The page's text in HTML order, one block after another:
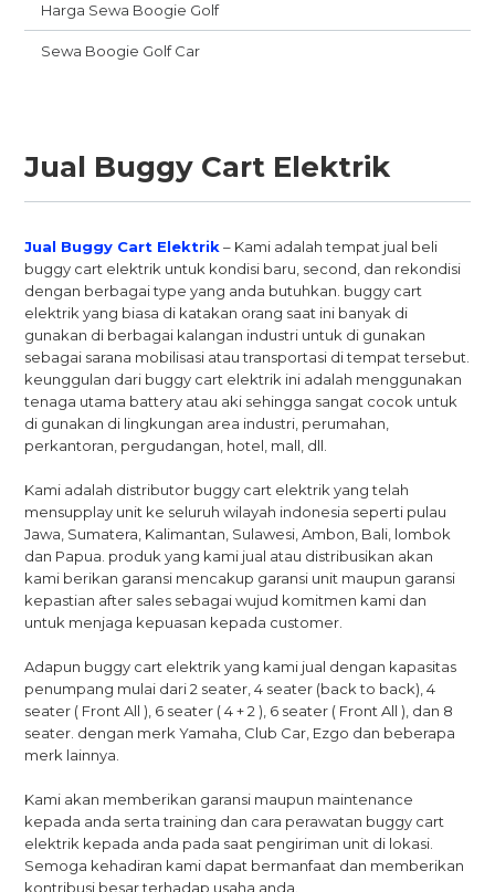
Harga Sewa Boogie Golf
Sewa Boogie Golf Car
Jual Buggy Cart Elektrik
Jual Buggy Cart Elektrik – Kami adalah tempat jual beli
buggy cart elektrik untuk kondisi baru, second, dan rekondisi
dengan berbagai type yang anda butuhkan. buggy cart
elektrik yang biasa di katakan orang saat ini banyak di
gunakan di berbagai kalangan industri untuk di gunakan
sebagai sarana mobilisasi atau transportasi di tempat tersebut.
keunggulan dari buggy cart elektrik ini adalah menggunakan
tenaga utama battery atau aki sehingga sangat cocok untuk
di gunakan di lingkungan area industri, perumahan,
perkantoran, pergudangan, hotel, mall, dll.
Kami adalah distributor buggy cart elektrik yang telah
mensupplay unit ke seluruh wilayah indonesia seperti pulau
Jawa, Sumatera, Kalimantan, Sulawesi, Ambon, Bali, lombok
dan Papua. produk yang kami jual atau distribusikan akan
kami berikan garansi mencakup garansi unit maupun garansi
kepastian after sales sebagai wujud komitmen kami dan
untuk menjaga kepuasan kepada customer.
Adapun buggy cart elektrik yang kami jual dengan kapasitas
penumpang mulai dari 2 seater, 4 seater (back to back), 4
seater ( Front All ), 6 seater ( 4 + 2 ), 6 seater ( Front All ), dan 8
seater. dengan merk Yamaha, Club Car, Ezgo dan beberapa
merk lainnya.
Kami akan memberikan garansi maupun maintenance
kepada anda serta training dan cara perawatan buggy cart
elektrik kepada anda pada saat pengiriman unit di lokasi.
Semoga kehadiran kami dapat bermanfaat dan memberikan
kontribusi besar terhadap usaha anda.